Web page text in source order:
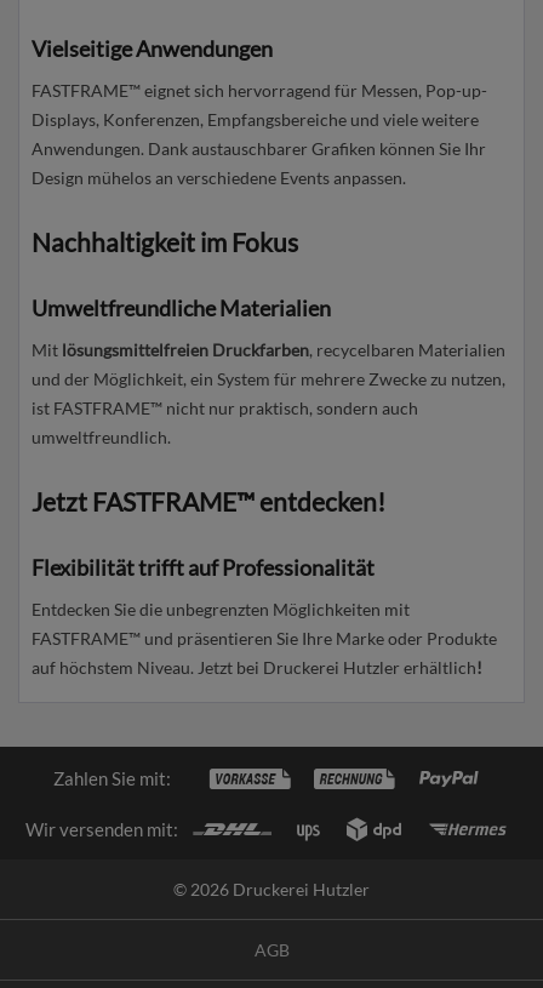
Vielseitige Anwendungen
FASTFRAME™ eignet sich hervorragend für Messen, Pop-up-
Displays, Konferenzen, Empfangsbereiche und viele weitere
Anwendungen. Dank austauschbarer Grafiken können Sie Ihr
Design mühelos an verschiedene Events anpassen.
Nachhaltigkeit im Fokus
Umweltfreundliche Materialien
Mit lösungsmittelfreien Druckfarben, recycelbaren Materialien
und der Möglichkeit, ein System für mehrere Zwecke zu nutzen,
ist FASTFRAME™ nicht nur praktisch, sondern auch
umweltfreundlich.
Jetzt FASTFRAME™ entdecken!
Flexibilität trifft auf Professionalität
Entdecken Sie die unbegrenzten Möglichkeiten mit
FASTFRAME™ und präsentieren Sie Ihre Marke oder Produkte
auf höchstem Niveau. Jetzt bei Druckerei Hutzler erhältlich!
Zahlen Sie mit:
Wir versenden mit:
© 2026 Druckerei Hutzler
AGB